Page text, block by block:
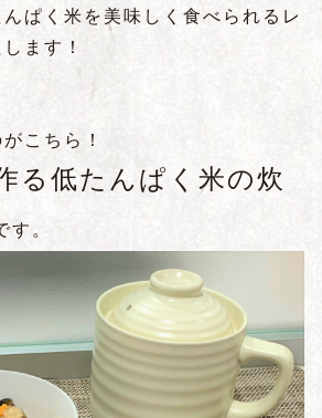
ぱく米を美味しく食べられるレ
ます！
こちら！
る低たんぱく米の炊
す。